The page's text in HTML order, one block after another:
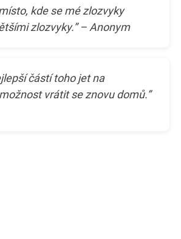
kde se mé zlozvyky
zlozvyky.” – Anonym
částí toho jet na
vrátit se znovu domů.”